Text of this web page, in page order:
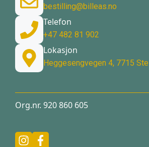
bestilling@billeas.no
Telefon
+47 482 81 902
Lokasjon
Heggesengvegen 4, 7715
Org.nr. 920 860 605